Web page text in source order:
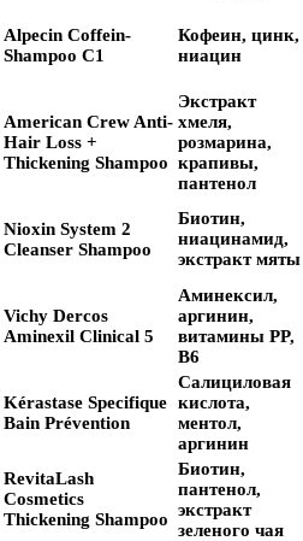
Alpecin Coffein-
Shampoo C1
Кофеин, цинк,
ниацин
American Crew Anti-
Hair Loss +
Thickening Shampoo
Экстракт
хмеля,
розмарина,
крапивы,
пантенол
Nioxin System 2
Cleanser Shampoo
Биотин,
ниацинамид,
экстракт мяты
Vichy Dercos
Aminexil Clinical 5
Аминексил,
аргинин,
витамины PP,
B6
Kérastase Specifique
Bain Prévention
Салициловая
кислота,
ментол,
аргинин
RevitaLash
Cosmetics
Thickening Shampoo
Биотин,
пантенол,
экстракт
зеленого чая